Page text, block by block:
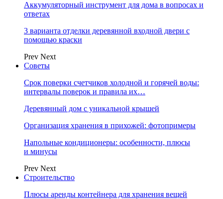
Аккумуляторный инструмент для дома в вопросах и
ответах
3 варианта отделки деревянной входной двери с
помощью краски
Prev Next
Советы
Срок поверки счетчиков холодной и горячей воды:
интервалы поверок и правила их…
Деревянный дом с уникальной крышей
Организация хранения в прихожей: фотопримеры
Напольные кондиционеры: особенности, плюсы
и минусы
Prev Next
Строительство
Плюсы аренды контейнера для хранения вещей